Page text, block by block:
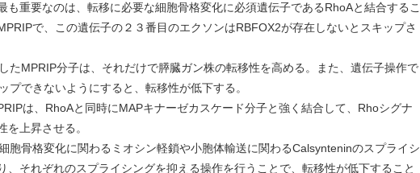
も重要なのは、転移に必要な細胞骨格変化に必須遺伝子であるRhoAと結合するこ
で、この遺伝子の２３番目のエクソンはRBFOX2が存在しないとスキップさ
たMPRIP分子は、それだけで膵臓ガン株の転移性を高める。また、遺伝子操作で
プできないようにすると、転移性が低下する。
は、RhoAと同時にMAPキナーゼカスケード分子と強く結合して、Rhoシグナ
を上昇させる。
胞骨格変化に関わるミオシン軽鎖や小胞体輸送に関わるCalsynteninのスプライシ
、それぞれのスプライシングを抑える操作を行うことで、転移性が低下すること